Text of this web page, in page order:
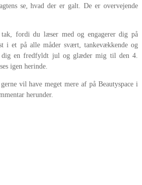
se, hvad der er galt. De er overvejende
tak, fordi du læser med og engagerer dig på
i et på alle måder svært, tankevækkende og
dig en fredfyldt jul og glæder mig til den 4.
igen herinde.
vil have meget mere af på Beautyspace i
herunder.